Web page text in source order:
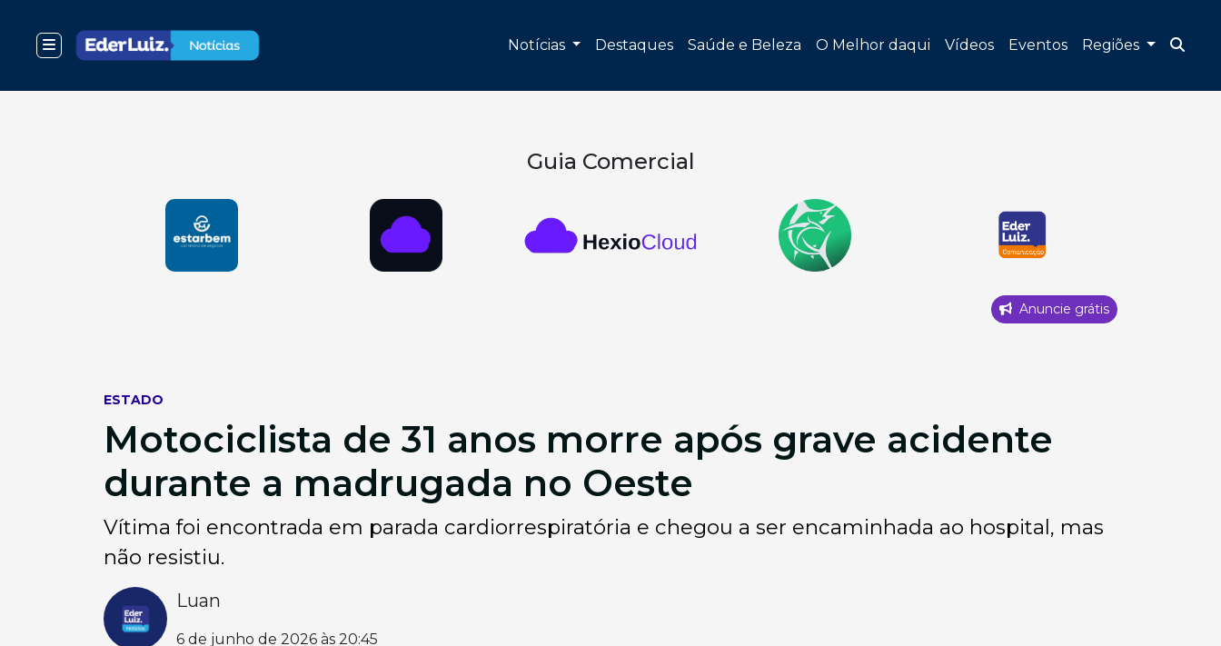
Notícias Destaques Saúde e Beleza O Melhor daqui Vídeos Eventos Regiões
Guia Comercial
Anuncie grátis
ESTADO
Motociclista de 31 anos morre após grave acidente
durante a madrugada no Oeste
Vítima foi encontrada em parada cardiorrespiratória e chegou a ser encaminhada ao hospital, mas
não resistiu.
Luan
6 de junho de 2026 às 20:45